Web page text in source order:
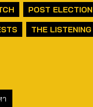
POST ELECTION
THE LISTENING